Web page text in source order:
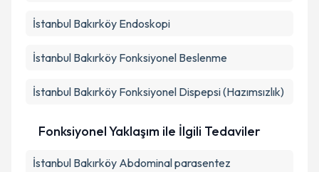
İstanbul Bakırköy Endoskopi
İstanbul Bakırköy Fonksiyonel Beslenme
İstanbul Bakırköy Fonksiyonel Dispepsi (Hazımsızlık)
Fonksiyonel Yaklaşım ile İlgili Tedaviler
İstanbul Bakırköy Abdominal parasentez